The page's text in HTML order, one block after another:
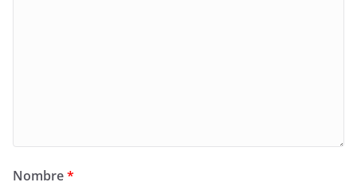
Nombre*